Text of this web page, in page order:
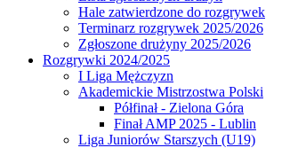
Hale zatwierdzone do rozgrywek
Terminarz rozgrywek 2025/2026
Zgłoszone drużyny 2025/2026
Rozgrywki 2024/2025
I Liga Mężczyzn
Akademickie Mistrzostwa Polski
Półfinał - Zielona Góra
Finał AMP 2025 - Lublin
Liga Juniorów Starszych (U19)